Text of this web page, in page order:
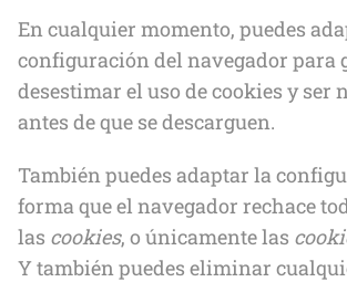
En cualquier momento, puedes
configuración del navegador para
desestimar el uso de cookies y ser
antes de que se descarguen.
También puedes adaptar la
forma que el navegador rechace
las cookies, o únicamente las
Y también puedes eliminar